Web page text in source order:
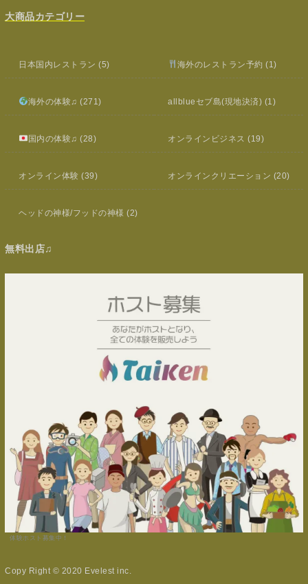
大商品カテゴリー
日本国内レストラン (5) 海外のレストラン予約 (1)
海外の体験♫ (271) allblueセブ島(現地決済) (1)
国内の体験♫ (28) オンラインビジネス (19)
オンライン体験 (39) オンラインクリエーション (20)
ヘッドの神様/フッドの神様 (2)
無料出店♫
体験ホスト募集中！
Copy Right © 2020 Evelest inc.